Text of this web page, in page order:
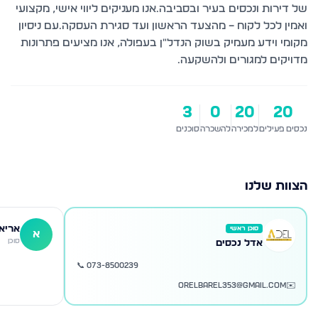
של דירות ונכסים בעיר ובסביבה.אנו מעניקים ליווי אישי, מקצועי
ואמין לכל לקוח – מהצעד הראשון ועד סגירת העסקה.עם ניסיון
מקומי וידע מעמיק בשוק הנדל״ן בעפולה, אנו מציעים פתרונות
מדויקים למגורים ולהשקעה.
20
נכסים פעילים
20
למכירה
0
להשכרה
3
סוכנים
הצוות שלנו
סוכן ראשי
אדל נכסים
📞 073-8500239
✉️
orelbarel353@gmail.com
א
סוכן